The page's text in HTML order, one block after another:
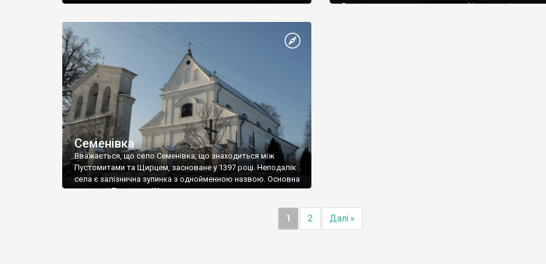
Рогатинщина входить до етнографічного регіон з
Семенівка
Вважається, що село Семенівка, що знаходиться між
Пустомитами та Щирцем, засноване у 1397 році. Неподалік
села є залізнична зупинка з однойменною назвою. Основна
дорога зі Львова на Щирець проходить трохи осторонь
1 2 Далі »